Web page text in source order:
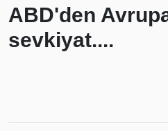
ABD'den
sevkiyat....